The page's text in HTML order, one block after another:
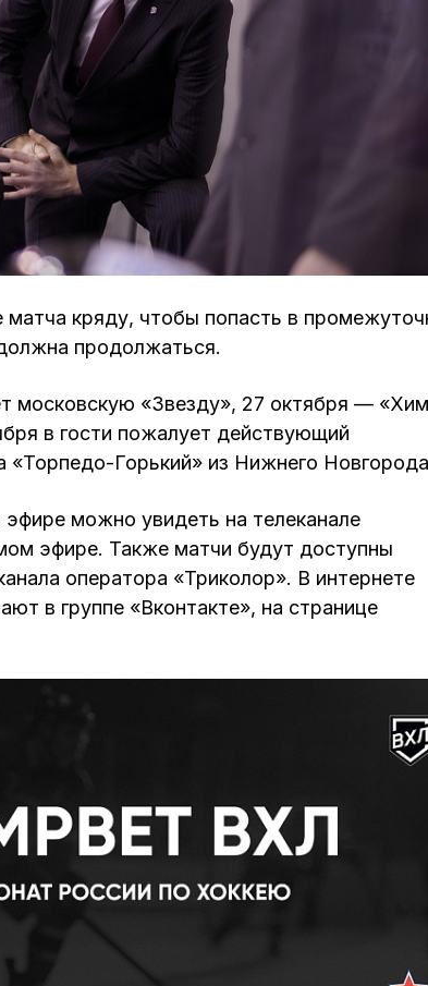
кряду, чтобы попасть в
продолжаться.
московскую «Звезду», 27 октября —
в гости пожалует действующий
«Торпедо-Горький» из Нижнего
можно увидеть на телеканале
эфире. Также матчи будут доступны
оператора «Триколор». В интернете
в группе «Вконтакте», на странице